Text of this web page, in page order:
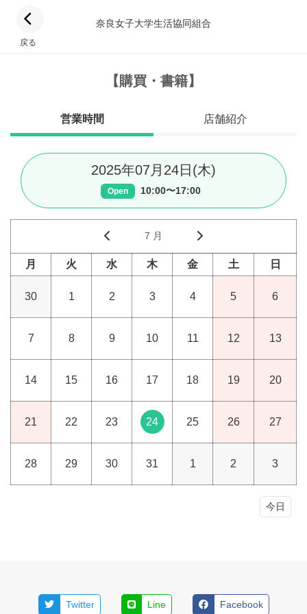
戻る
奈良女子大学生活協同組合
【購買・書籍】
営業時間 店舗紹介
2025年07月24日(木)
Open 10:00〜17:00
7 月
月 火 水 木 金 土 日
30 1 2 3 4 5 6
7 8 9 10 11 12 13
14 15 16 17 18 19 20
21 22 23 24 25 26 27
28 29 30 31 1 2 3
今日
Twitter Line Facebook